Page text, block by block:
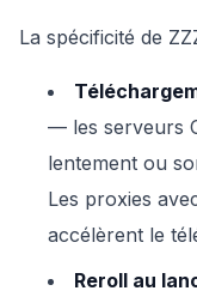
La spécificité de
— les serveurs
lentement ou
Les proxies
accélèrent le
Reroll au